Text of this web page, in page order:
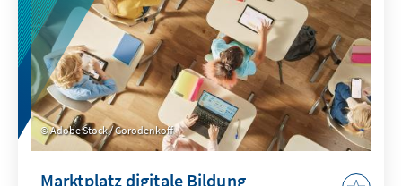
Adobe Stock / Gorodenkoff
Marktplatz digitale Bildung